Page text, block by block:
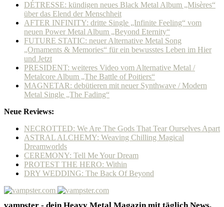
DÉTRESSE: kündigen neues Black Metal Album „Misères“
über das Elend der Menschheit
AFTER INFINITY: dritte Single „Infinite Feeling“ vom
neuen Power Metal Album „Beyond Eternity“
FUTURE STATIC: neuer Alternative Metal Song
„Ornaments & Memories“ für ein bewusstes Leben im Hier
und Jetzt
PRESIDENT: weiteres Video vom Alternative Metal /
Metalcore Album „The Battle of Poitiers“
MAGNETAR: debütieren mit neuer Synthwave / Modern
Metal Single „The Fading“
Neue Reviews:
NECROTTED: We Are The Gods That Tear Ourselves Apart
ASTRAL ALCHEMY: Weaving Chilling Magical
Dreamworlds
CEREMONY: Tell Me Your Dream
PROTEST THE HERO: Within
DRY WEDDING: The Back Of Beyond